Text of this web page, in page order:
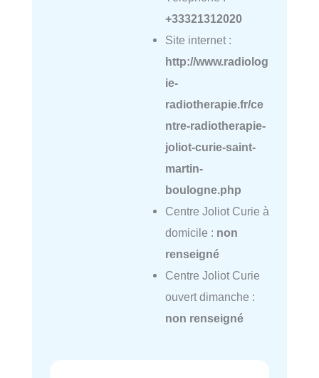
+33321312020
Site internet :
http://www.radiolog
ie-
radiotherapie.fr/ce
ntre-radiotherapie-
joliot-curie-saint-
martin-
boulogne.php
Centre Joliot Curie à
domicile : non
renseigné
Centre Joliot Curie
ouvert dimanche :
non renseigné